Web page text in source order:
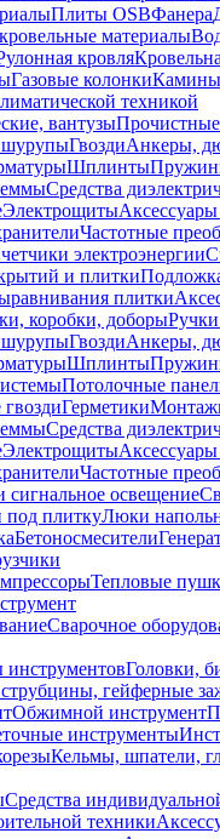
Плиты OSBФанера
материалы
кровля
Газовые колонки
техникой
вантузы
шурупыГвоздиАнкеры,
Шплинты
Средства
Электрощиты
Частотные
электроэнергии
и плитки
плитки
коробки, доборы
шурупыГвоздиАнкеры,
Шплинты
Потолочные
Герметики
Средства
Электрощиты
Частотные
освещение
плиткуЛюки
Бетоносмесители
Тепловые
Сварочное
Головки,
гейферные
Обжимной инструмент
инструменты
Кельмы, шпатели,
Средства
техники